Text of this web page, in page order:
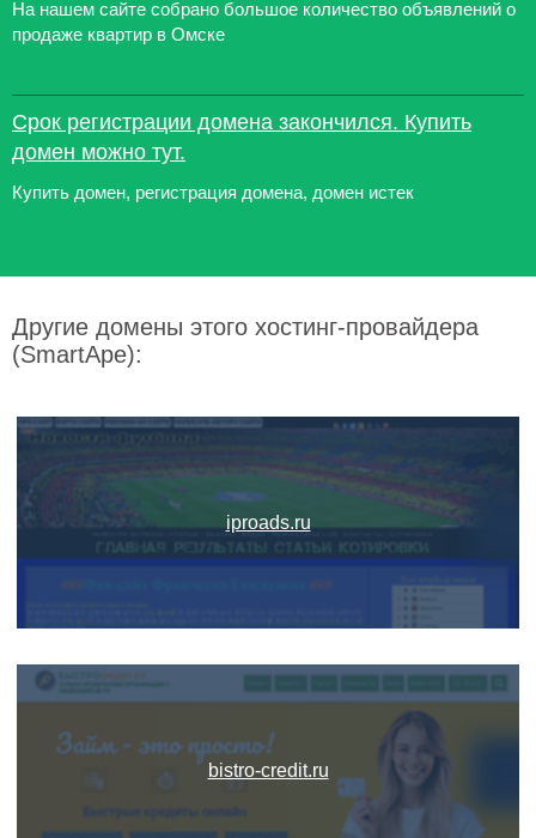
На нашем сайте собрано большое количество объявлений о
продаже квартир в Омске
Срок регистрации домена закончился. Купить
домен можно тут.
Купить домен, регистрация домена, домен истек
Другие домены этого хостинг-провайдера
(SmartApe):
iproads.ru
bistro-credit.ru